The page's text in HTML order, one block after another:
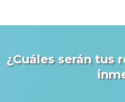
¿Cuáles serán tus